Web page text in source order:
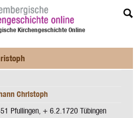
Kirchengeschichte Online
Christoph
Pfullingen, + 6.2.1720 Tübingen